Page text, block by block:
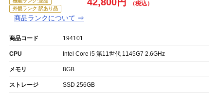
外観ランク:訳あり品
商品ランクについて ⇒
商品コード 194101
CPU Intel Core i5 第11世代 1145G7 2.6GHz
メモリ 8GB
ストレージ SSD 256GB